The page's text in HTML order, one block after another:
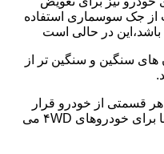
از جک سوسماری استفاده
در حالی است
سنگین و سنگین تر از
قسمتی از خودرو قرار
بگیرد.جک سوسماری از بهترین جک ها برای خودروهای ۴WD می